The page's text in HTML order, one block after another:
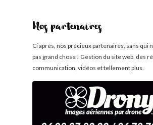
Nos partenaires
Ci après, nos précieux partenaires, sans qui
pas grand chose ! Gestion du site web, des
communication, vidéos et tellement plus.